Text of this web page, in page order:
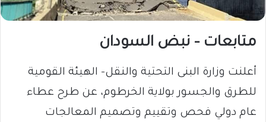
متابعات – نبض السودان
أعلنت وزارة البنى التحتية والنقل- الهيئة القومية
للطرق والجسور بولاية الخرطوم، عن طرح عطاء
عام دولي فحص وتقييم وتصميم المعالجات